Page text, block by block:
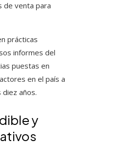
de venta para
prácticas
informes del
puestas en
en el país a
años.
y